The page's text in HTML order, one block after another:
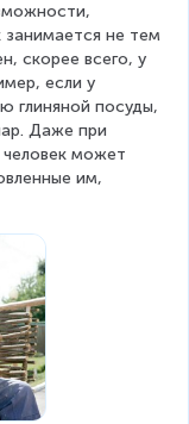
не тем
скорее всего, у
если у
глиняной посуды,
Даже при
человек может
им,